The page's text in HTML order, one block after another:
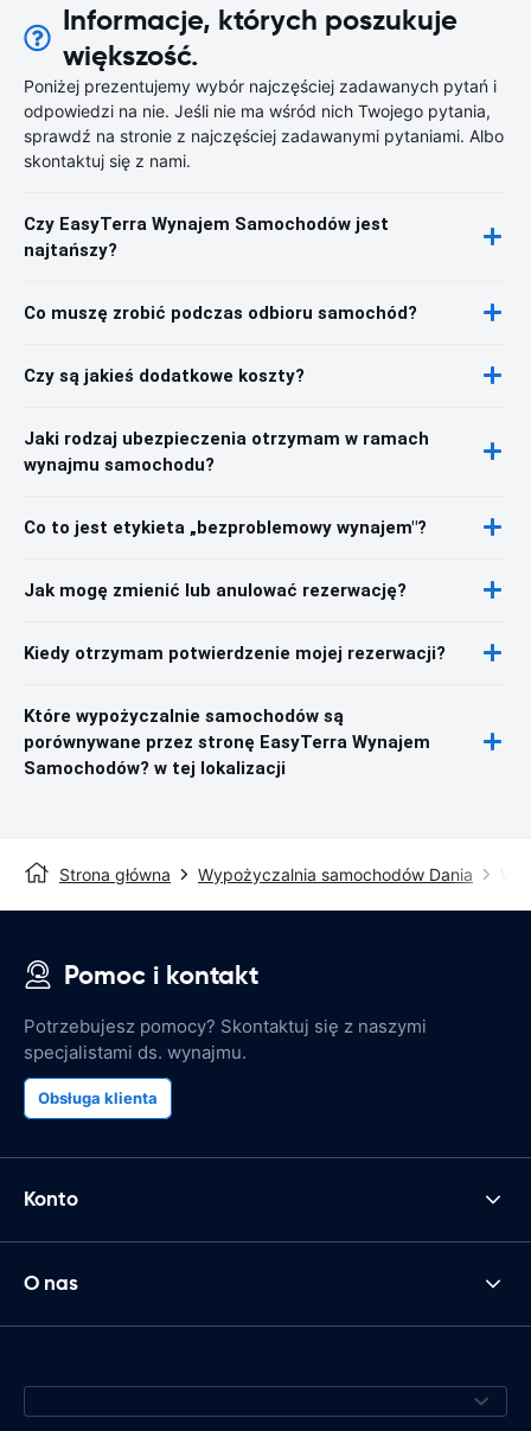
Informacje, których poszukuje
większość.
Poniżej prezentujemy wybór najczęściej zadawanych pytań i
odpowiedzi na nie. Jeśli nie ma wśród nich Twojego pytania,
sprawdź na stronie z najczęściej zadawanymi pytaniami. Albo
skontaktuj się z nami.
Czy EasyTerra Wynajem Samochodów jest
najtańszy?
Co muszę zrobić podczas odbioru samochód?
Czy są jakieś dodatkowe koszty?
Jaki rodzaj ubezpieczenia otrzymam w ramach
wynajmu samochodu?
Co to jest etykieta „bezproblemowy wynajem"?
Jak mogę zmienić lub anulować rezerwację?
Kiedy otrzymam potwierdzenie mojej rezerwacji?
Które wypożyczalnie samochodów są
porównywane przez stronę EasyTerra Wynajem
Samochodów? w tej lokalizacji
Strona główna Wypożyczalnia samochodów Dania
Pomoc i kontakt
Potrzebujesz pomocy? Skontaktuj się z naszymi
specjalistami ds. wynajmu.
Obsługa klienta
Konto
O nas